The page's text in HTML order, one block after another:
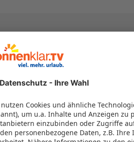
Hotel in einem Paket kombiniert
erleben!